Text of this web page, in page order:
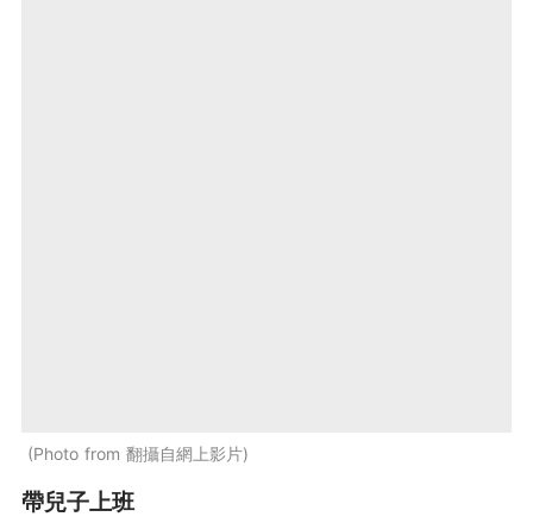
Photo from 翻攝自網上影片
帶兒子上班